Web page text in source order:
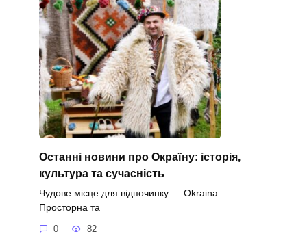
Останні новини про Окраїну: історія,
культура та сучасність
Чудове місце для відпочинку — Okraina
Просторна та
0 82